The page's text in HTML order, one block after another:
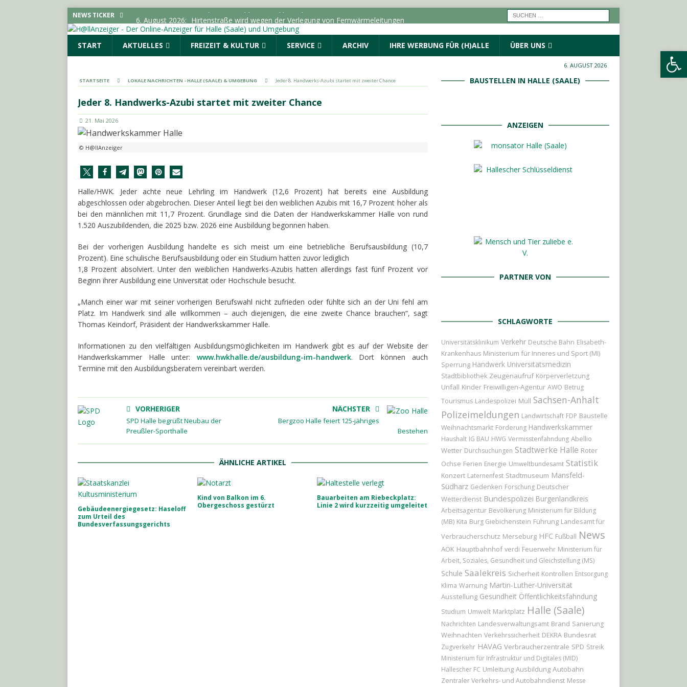
Werkzeugleiste öffnen
NEWS TICKER
Hirtenstraße wird wegen der Verlegung von Fernwärmeleitungen
gesperrt
LOKALE NACHRICHTEN - HALLE (SAALE) & UMGEBUNG
6. August 2026:
Polizeimeldungen vom Donnerstag, 06.08.2026
Kampagne „Menschen. Nicht Herkunft.“ startet in Sachsen-Anhalt
6. August 2026: Elektrolyte: Drei Fragen an die AOK Sachsen-Anhalt
START AKTUELLES FREIZEIT & KULTUR SERVICE ARCHIV IHRE WERBUNG FÜR (H)ALLE ÜBER UNS
6. AUGUST 2026
STARTSEITE LOKALE NACHRICHTEN - HALLE (SAALE) & UMGEBUNG Jeder 8. Handwerks-Azubi startet mit zweiter Chance
Jeder 8. Handwerks-Azubi startet mit zweiter Chance
21. Mai 2026
© H@llAnzeiger
Halle/HWK. Jeder achte neue Lehrling im Handwerk (12,6 Prozent) hat bereits eine Ausbildung
abgeschlossen oder abgebrochen. Dieser Anteil liegt bei den weiblichen Azubis mit 16,7 Prozent höher als
bei den männlichen mit 11,7 Prozent. Grundlage sind die Daten der Handwerkskammer Halle von rund
1.520 Auszubildenden, die 2025 bzw. 2026 eine Ausbildung begonnen haben.
Bei der vorherigen Ausbildung handelte es sich meist um eine betriebliche Berufsausbildung (10,7
Prozent). Eine schulische Berufsausbildung oder ein Studium hatten zuvor lediglich
1,8 Prozent absolviert. Unter den weiblichen Handwerks-Azubis hatten allerdings fast fünf Prozent vor
Beginn ihrer Ausbildung eine Universität oder Hochschule besucht.
„Manch einer war mit seiner vorherigen Berufswahl nicht zufrieden oder fühlte sich an der Uni fehl am
Platz. Im Handwerk sind alle willkommen – auch diejenigen, die eine zweite Chance brauchen“, sagt
Thomas Keindorf, Präsident der Handwerkskammer Halle.
Informationen zu den vielfältigen Ausbildungsmöglichkeiten im Handwerk gibt es auf der Website der
Handwerkskammer Halle unter: www.hwkhalle.de/ausbildung-im-handwerk. Dort können auch
Termine mit den Ausbildungsberatern vereinbart werden.
VORHERIGER
SPD Halle begrüßt Neubau der
Preußler-Sporthalle
NÄCHSTER
Bergzoo Halle feiert 125-jähriges
Bestehen
ÄHNLICHE ARTIKEL
Gebäudeenergiegesetz: Haseloff
zum Urteil des
Bundesverfassungsgerichts
Kind von Balkon im 6.
Obergeschoss gestürzt
Bauarbeiten am Riebeckplatz:
Linie 2 wird kurzzeitig umgeleitet
BAUSTELLEN IN HALLE (SAALE)
ANZEIGEN
PARTNER VON
SCHLAGWORTE
Universitätsklinikum Verkehr Deutsche Bahn Elisabeth-
Krankenhaus Ministerium für Inneres und Sport (MI)
Sperrung Handwerk Universitätsmedizin
Stadtbibliothek Zeugenaufruf Körperverletzung
Unfall Kinder Freiwilligen-Agentur AWO Betrug
Tourismus Landespolizei Müll Sachsen-Anhalt
Polizeimeldungen Landwirtschaft FDP Baustelle
Weihnachtsmarkt Förderung Handwerkskammer
Haushalt IG BAU HWG Vermisstenfahndung Abellio
Wetter Durchsuchungen Stadtwerke Halle Roter
Ochse Ferien Energie Umweltbundesamt Statistik
Konzert Laternenfest Stadtmuseum Mansfeld-
Südharz Gedenken Forschung Deutscher
Wetterdienst Bundespolizei Burgenlandkreis
Arbeitsagentur Bevölkerung Ministerium für Bildung
(MB) Kita Burg Giebichenstein Führung Landesamt für
Verbraucherschutz Merseburg HFC Fußball News
AOK Hauptbahnhof verdi Feuerwehr Ministerium für
Arbeit, Soziales, Gesundheit und Gleichstellung (MS)
Schule Saalekreis Sicherheit Kontrollen Entsorgung
Klima Warnung Martin-Luther-Universität
Ausstellung Gesundheit Öffentlichkeitsfahndung
Studium Umwelt Marktplatz Halle (Saale)
Nachrichten Landesverwaltungsamt Brand Sanierung
Weihnachten Verkehrssicherheit DEKRA Bundesrat
Zugverkehr HAVAG Verbraucherzentrale SPD Streik
Ministerium für Infrastruktur und Digitales (MID)
Hallescher FC Umleitung Ausbildung Autobahn
Zentraler Verkehrs- und Autobahndienst Messe